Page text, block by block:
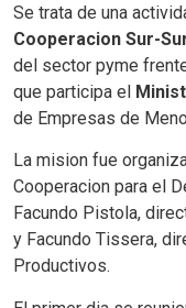
Se trata de una
Cooperacion Sur-
del sector pyme
que participa el
de Empresas de
La mision fue
Cooperacion para el
Facundo Pistola,
y Facundo Tissera,
Productivos.